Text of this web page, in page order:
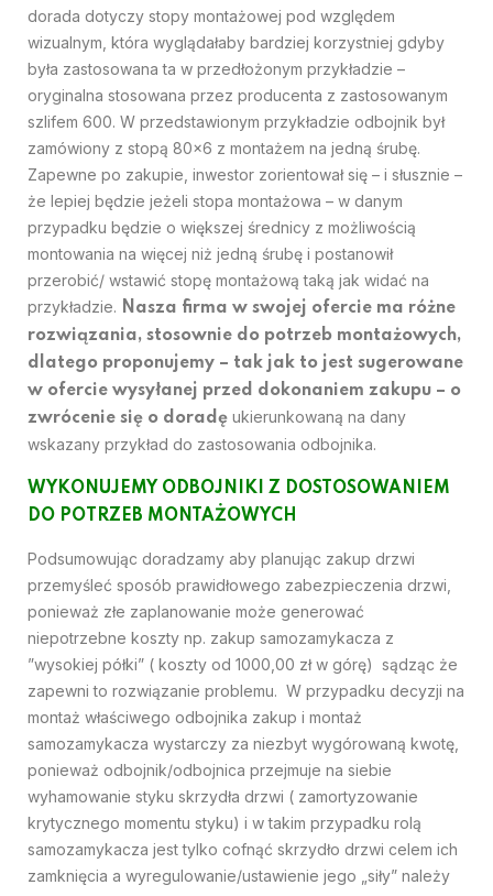
dorada dotyczy stopy montażowej pod względem
wizualnym, która wyglądałaby bardziej korzystniej gdyby
była zastosowana ta w przedłożonym przykładzie –
oryginalna stosowana przez producenta z zastosowanym
szlifem 600. W przedstawionym przykładzie odbojnik był
zamówiony z stopą 80×6 z montażem na jedną śrubę.
Zapewne po zakupie, inwestor zorientował się – i słusznie –
że lepiej będzie jeżeli stopa montażowa – w danym
przypadku będzie o większej średnicy z możliwością
montowania na więcej niż jedną śrubę i postanowił
przerobić/ wstawić stopę montażową taką jak widać na
przykładzie. Nasza firma w swojej ofercie ma różne
rozwiązania, stosownie do potrzeb montażowych,
dlatego proponujemy – tak jak to jest sugerowane
w ofercie wysyłanej przed dokonaniem zakupu – o
zwrócenie się o doradę ukierunkowaną na dany
wskazany przykład do zastosowania odbojnika.
WYKONUJEMY ODBOJNIKI Z DOSTOSOWANIEM
DO POTRZEB MONTAŻOWYCH
Podsumowując doradzamy aby planując zakup drzwi
przemyśleć sposób prawidłowego zabezpieczenia drzwi,
ponieważ złe zaplanowanie może generować
niepotrzebne koszty np. zakup samozamykacza z
”wysokiej półki” ( koszty od 1000,00 zł w górę) sądząc że
zapewni to rozwiązanie problemu. W przypadku decyzji na
montaż właściwego odbojnika zakup i montaż
samozamykacza wystarczy za niezbyt wygórowaną kwotę,
ponieważ odbojnik/odbojnica przejmuje na siebie
wyhamowanie styku skrzydła drzwi ( zamortyzowanie
krytycznego momentu styku) i w takim przypadku rolą
samozamykacza jest tylko cofnąć skrzydło drzwi celem ich
zamknięcia a wyregulowanie/ustawienie jego „siły” należy